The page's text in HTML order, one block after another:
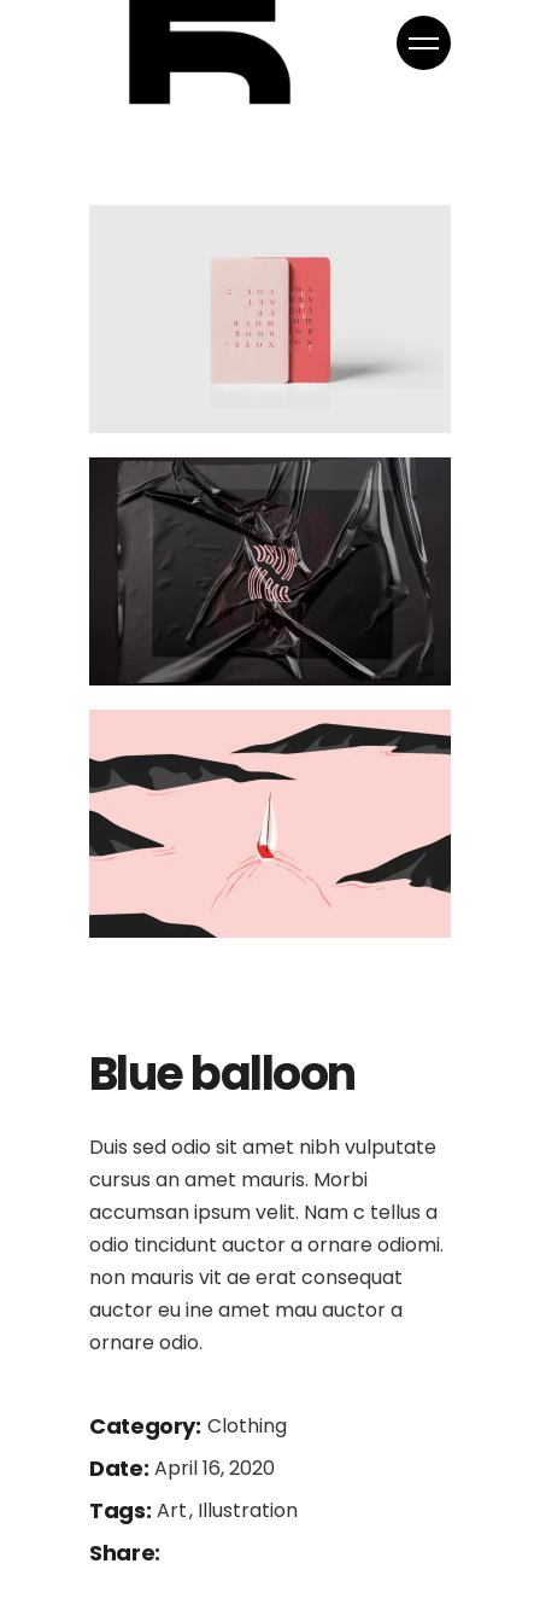
Blue balloon
Duis sed odio sit amet nibh vulputate
cursus an amet mauris. Morbi
accumsan ipsum velit. Nam c tellus a
odio tincidunt auctor a ornare odiomi.
non mauris vit ae erat consequat
auctor eu ine amet mau auctor a
ornare odio.
Category: Clothing
Date: April 16, 2020
Tags: Art Illustration
Share: